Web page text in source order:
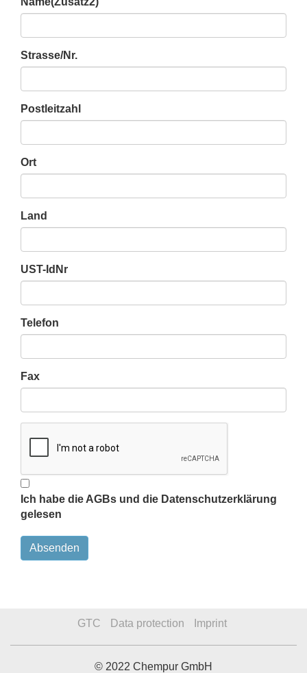
Strasse/Nr.
Postleitzahl
Ort
Land
UST-IdNr
Telefon
Fax
Ich habe die AGBs und die Datenschutzerklärung
gelesen
GTC Data protection Imprint
© 2022 Chempur GmbH